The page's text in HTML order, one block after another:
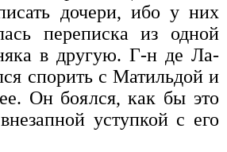
дочери, ибо у них
переписка из одной
в другую. Г-н де Ла-
спорить с Матильдой и
Он боялся, как бы это
уступкой с его